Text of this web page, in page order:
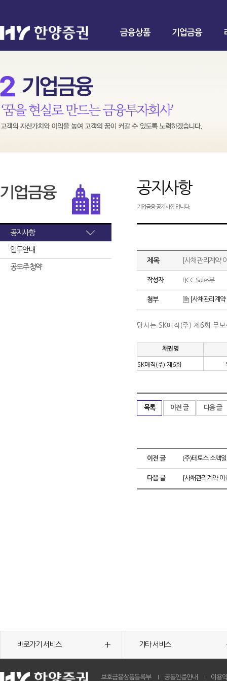
금융상품 기업금융
공지사항
업무안내
공모주 청약
공지사항
기업금융 공지사항 입니다.
제목 [사채관리계약
작성자 FICC Sales부
첨부 [사채관리계
당사는 SK매직(주) 제6회 무
채권명
SK매직(주) 제6회
목록 이전 글 다음 글
이전 글 (주)테토스 소액
다음 글 [사채관리계약
바로가기 서비스 기타 서비스
보호금융상품등록부 공동인증안내 이용